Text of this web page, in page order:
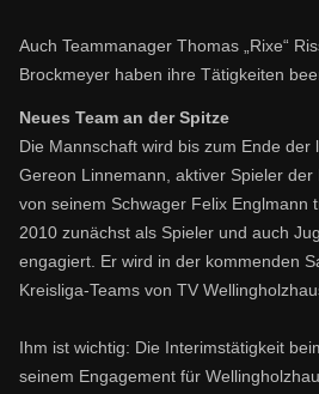
Auch Teammanager Thomas „Rixe“
Brockmeyer haben ihre Tätigkeiten
Neues Team an der Spitze
Die Mannschaft wird bis zum Ende der
Gereon Linnemann, aktiver Spieler
von seinem Schwager Felix Englmann
2010 zunächst als Spieler und auch
engagiert. Er wird in der kommenden
Kreisliga-Teams von TV
Ihm ist wichtig: Die Interimstätigkeit
seinem Engagement für